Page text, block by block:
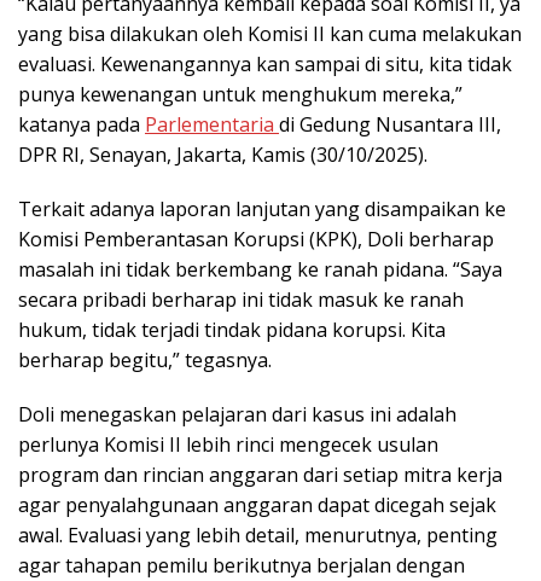
yang bisa dilakukan oleh Komisi II kan cuma melakukan
evaluasi. Kewenangannya kan sampai di situ, kita tidak
punya kewenangan untuk menghukum mereka,”
katanya pada Parlementaria di Gedung Nusantara III,
DPR RI, Senayan, Jakarta, Kamis (30/10/2025).
Terkait adanya laporan lanjutan yang disampaikan ke
Komisi Pemberantasan Korupsi (KPK), Doli berharap
masalah ini tidak berkembang ke ranah pidana. “Saya
secara pribadi berharap ini tidak masuk ke ranah
hukum, tidak terjadi tindak pidana korupsi. Kita
berharap begitu,” tegasnya.
Doli menegaskan pelajaran dari kasus ini adalah
perlunya Komisi II lebih rinci mengecek usulan
program dan rincian anggaran dari setiap mitra kerja
agar penyalahgunaan anggaran dapat dicegah sejak
awal. Evaluasi yang lebih detail, menurutnya, penting
agar tahapan pemilu berikutnya berjalan dengan